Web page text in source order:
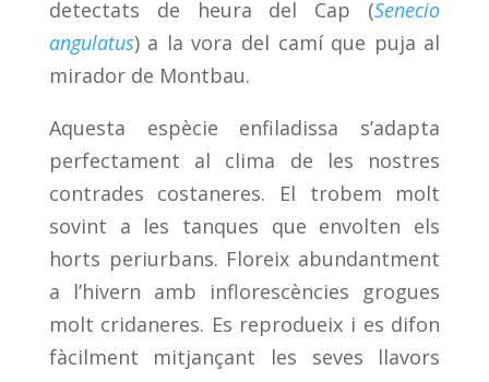
detectats de heura del Cap (Senecio
angulatus) a la vora del camí que puja al
mirador de Montbau.
Aquesta espècie enfiladissa s’adapta
perfectament al clima de les nostres
contrades costaneres. El trobem molt
sovint a les tanques que envolten els
horts periurbans. Floreix abundantment
a l’hivern amb inflorescències grogues
molt cridaneres. Es reprodueix i es difon
fàcilment mitjançant les seves llavors